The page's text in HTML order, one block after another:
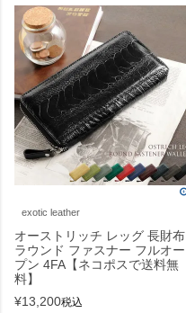
exotic leather
オーストリッチ レッグ 長財布
ラウンド ファスナー フルオー
プン 4FA【ネコポスで送料無
料】
¥13,200税込